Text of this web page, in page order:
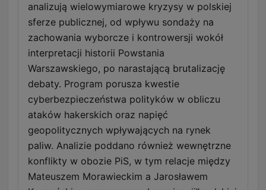
analizują wielowymiarowe kryzysy w polskiej
sferze publicznej, od wpływu sondaży na
zachowania wyborcze i kontrowersji wokół
interpretacji historii Powstania
Warszawskiego, po narastającą brutalizację
debaty. Program porusza kwestie
cyberbezpieczeństwa polityków w obliczu
ataków hakerskich oraz napięć
geopolitycznych wpływających na rynek
paliw. Analizie poddano również wewnętrzne
konflikty w obozie PiS, w tym relacje między
Mateuszem Morawieckim a Jarosławem